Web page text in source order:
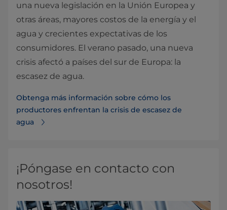
una nueva legislación en la Unión Europea y
otras áreas, mayores costos de la energía y el
agua y crecientes expectativas de los
consumidores. El verano pasado, una nueva
crisis afectó a países del sur de Europa: la
escasez de agua.
Obtenga más información sobre cómo los
productores enfrentan la crisis de escasez de
agua
¡Póngase en contacto con
nosotros!